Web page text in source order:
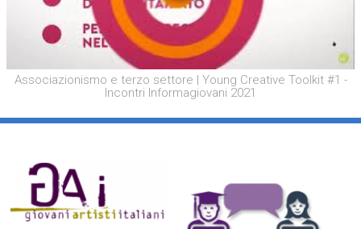
Associazionismo e terzo settore | Young Creative Toolkit #1 -
Incontri Informagiovani 2021